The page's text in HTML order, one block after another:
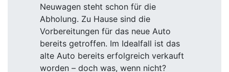
Neuwagen steht schon für die
Abholung. Zu Hause sind die
Vorbereitungen für das neue Auto
bereits getroffen. Im Idealfall ist das
alte Auto bereits erfolgreich verkauft
worden – doch was, wenn nicht?